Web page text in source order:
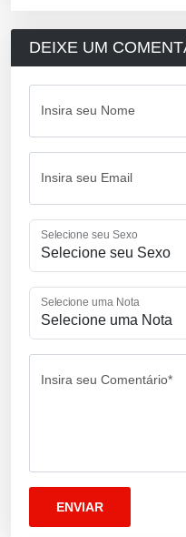
DEIXE UM
Insira seu Nome
Insira seu Email
Selecione seu Sexo
Selecione uma Nota
Insira seu Comentário*